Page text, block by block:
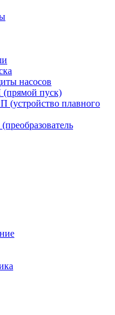
насосов
пуск)
плавного